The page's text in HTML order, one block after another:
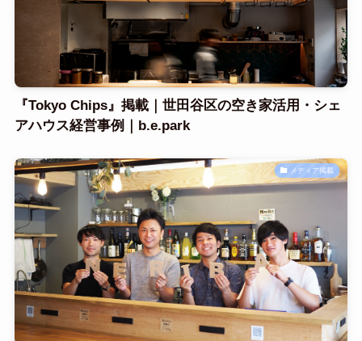
『Tokyo Chips』掲載｜世田谷区の空き家活用・シェ
アハウス経営事例｜b.e.park
メディア掲載